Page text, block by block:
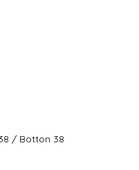
/ Botton 38